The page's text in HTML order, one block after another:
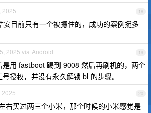
18
2025
安目前只有一个被摁住的，成功的案例挺多
19
2025 via Android
用 fastboot 踢到 9008 然后再刷机的，两个
授权，并没有永久解锁 bl 的步骤。
20
右买过两三个小米，那个时候的小米感觉是